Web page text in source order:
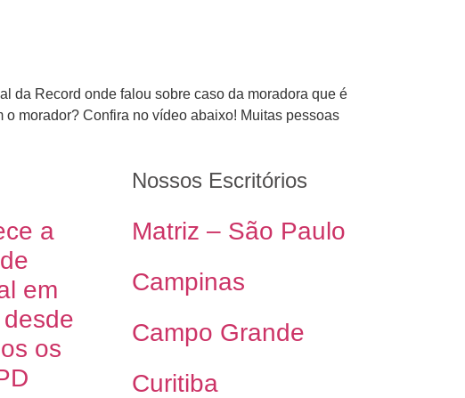
da Record onde falou sobre caso da moradora que é
morador? Confira no vídeo abaixo! Muitas pessoas
a
em
os
Nossos Escritórios
Matriz – São Paulo
Campinas
Campo Grande
Curitiba